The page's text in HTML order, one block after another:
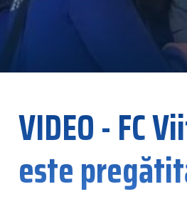
VIDEO - FC
este